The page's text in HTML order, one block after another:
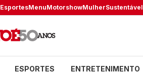
EsportesMenuMotorshowMulherSustentável
ESPORTES ENTRETENIMENTO